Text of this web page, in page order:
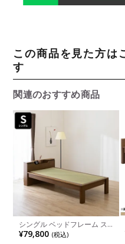
この商品を見た方は
す
関連のおすすめ商品
シングル ベッドフレーム ス
ミカ 畳ベッド 棚付き LED照
明 高さ調節可能 すのこ 国産
¥79,800 (税込)